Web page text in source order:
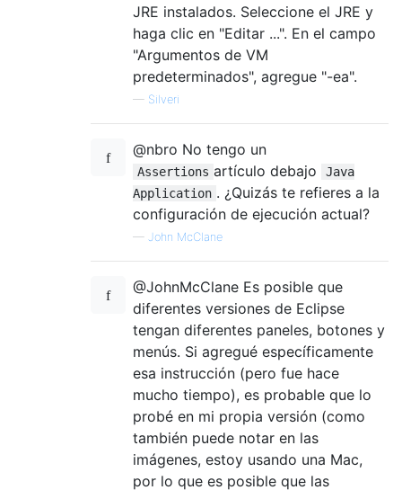
JRE instalados. Seleccione el JRE y
haga clic en "Editar ...". En el campo
"Argumentos de VM
predeterminados", agregue "-ea".
— Silveri
@nbro No tengo un
Assertions artículo debajo
Java
Application . ¿Quizás te refieres a la
configuración de ejecución actual?
— John McClane
@JohnMcClane Es posible que
diferentes versiones de Eclipse
tengan diferentes paneles, botones y
menús. Si agregué específicamente
esa instrucción (pero fue hace
mucho tiempo), es probable que lo
probé en mi propia versión (como
también puede notar en las
imágenes, estoy usando una Mac,
por lo que es posible que las